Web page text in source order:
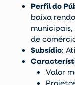
Perfil do
baixa
de
Subsídio:
Valor